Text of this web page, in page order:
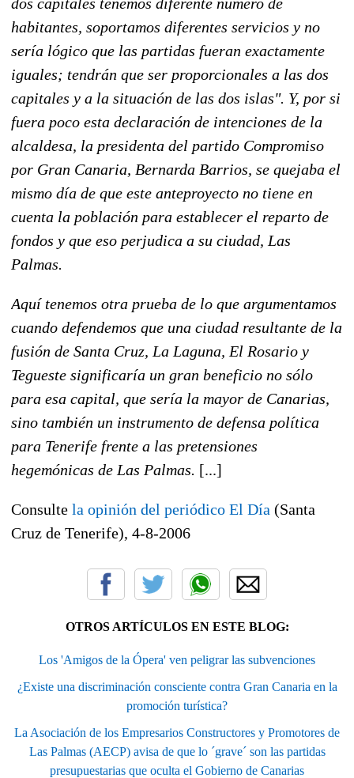
habitantes, soportamos diferentes servicios y no
sería lógico que las partidas fueran exactamente
iguales; tendrán que ser proporcionales a las dos
capitales y a la situación de las dos islas". Y, por si
fuera poco esta declaración de intenciones de la
alcaldesa, la presidenta del partido Compromiso
por Gran Canaria, Bernarda Barrios, se quejaba el
mismo día de que este anteproyecto no tiene en
cuenta la población para establecer el reparto de
fondos y que eso perjudica a su ciudad, Las
Palmas.
Aquí tenemos otra prueba de lo que argumentamos
cuando defendemos que una ciudad resultante de la
fusión de Santa Cruz, La Laguna, El Rosario y
Tegueste significaría un gran beneficio no sólo
para esa capital, que sería la mayor de Canarias,
sino también un instrumento de defensa política
para Tenerife frente a las pretensiones
hegemónicas de Las Palmas. [...]
Consulte la opinión del periódico El Día (Santa
Cruz de Tenerife), 4-8-2006
OTROS ARTÍCULOS EN ESTE BLOG:
Los 'Amigos de la Ópera' ven peligrar las subvenciones
¿Existe una discriminación consciente contra Gran Canaria en la
promoción turística?
La Asociación de los Empresarios Constructores y Promotores de
Las Palmas (AECP) avisa de que lo ´grave´ son las partidas
presupuestarias que oculta el Gobierno de Canarias